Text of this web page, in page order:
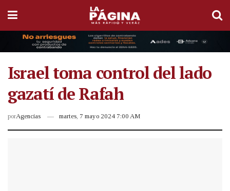
Israel toma control del lado
gazatí de Rafah
porAgencias martes, 7 mayo 2024 7:00 AM